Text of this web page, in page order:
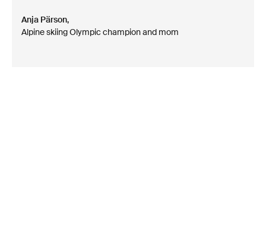
Anja Pärson,
Alpine skiing Olympic champion and mom